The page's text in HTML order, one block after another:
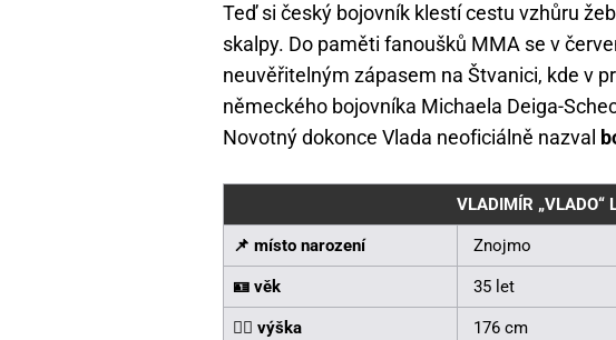
Teď si český bojovník klestí cestu vzhůru
skalpy. Do paměti fanoušků MMA se v
neuvěřitelným zápasem na Štvanici, kde v
německého bojovníka Michaela Deiga-
Novotný dokonce Vlada neoficiálně nazval
VLADIMÍR „VLADO“
📌 místo narození Znojmo
🪪 věk 35 let
🧍‍♂️ výška 176 cm